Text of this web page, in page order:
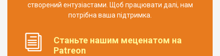
створений ентузіастами. Щоб працювати далі, нам
потрібна ваша підтримка.
Станьте нашим меценатом на
Patreon